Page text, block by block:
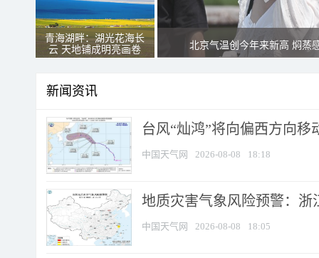
青海湖畔：湖光花海长
云 天地铺成明亮画卷
北京气温创今年来新高 焖蒸
新闻资讯
台风“灿鸿”将向偏西方向移
中国天气网 2026-08-08 18:18
地质灾害气象风险预警：
中国天气网 2026-08-08 18:05